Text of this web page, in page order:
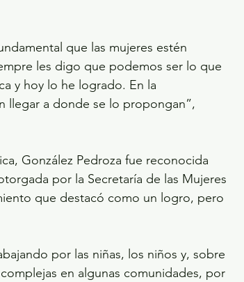
que las mujeres estén
les digo que podemos ser lo que
y hoy lo he logrado. En la
llegar a donde se lo propongan”,
González Pedroza fue reconocida
por la Secretaría de las Mujeres
que destacó como un logro, pero
por las niñas, los niños y, sobre
en algunas comunidades, por